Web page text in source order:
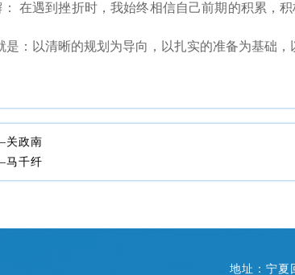
在遇到挫折时，我始终相信自己前期的积累，
：以清晰的规划为导向，以扎实的准备为基础，
关政南
马千纤
地址：宁夏